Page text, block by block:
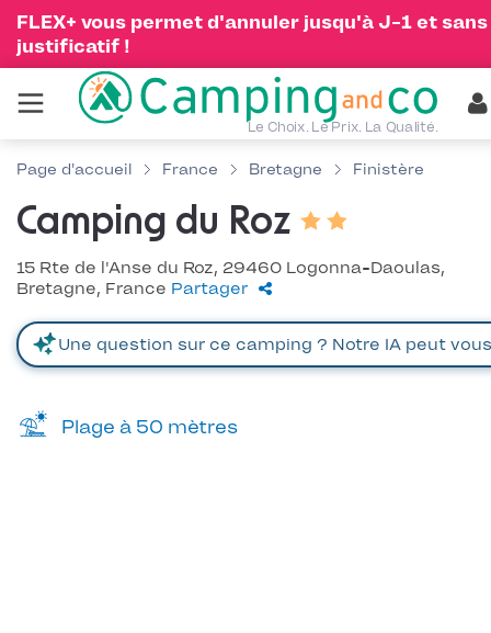
FLEX+ vous permet d'annuler jusqu'à J-1 et sans
justificatif !
Le Choix. Le Prix. La Qualité.
Page d'accueil France Bretagne Finistère
Camping du Roz
15 Rte de l'Anse du Roz, 29460 Logonna-Daoulas,
Bretagne, France Partager
Plage à 50 mètres